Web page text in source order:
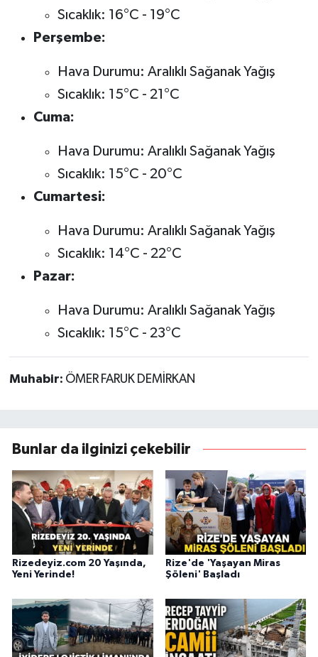
Sıcaklık: 16°C - 19°C
Perşembe:
Hava Durumu: Aralıklı Sağanak Yağış
Sıcaklık: 15°C - 21°C
Cuma:
Hava Durumu: Aralıklı Sağanak Yağış
Sıcaklık: 15°C - 20°C
Cumartesi:
Hava Durumu: Aralıklı Sağanak Yağış
Sıcaklık: 14°C - 22°C
Pazar:
Hava Durumu: Aralıklı Sağanak Yağış
Sıcaklık: 15°C - 23°C
Muhabir: ÖMER FARUK DEMİRKAN
Bunlar da ilginizi çekebilir
Rizedeyiz.com 20 Yaşında,
Yeni Yerinde!
Rize'de 'Yaşayan Miras
Şöleni' Başladı